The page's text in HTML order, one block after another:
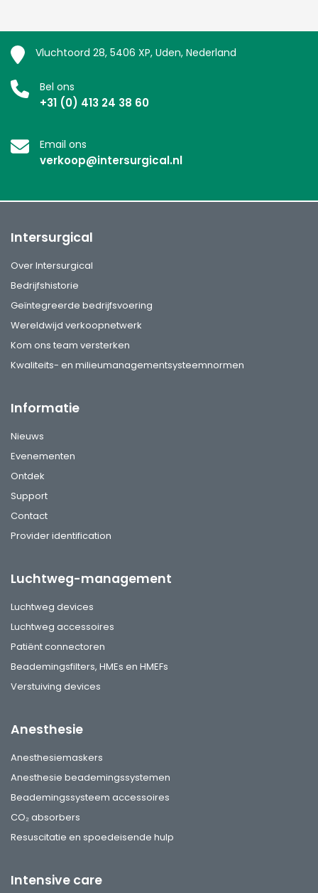
Vluchtoord 28, 5406 XP, Uden, Nederland
Bel ons
+31 (0) 413 24 38 60
Email ons
verkoop@intersurgical.nl
Intersurgical
Over Intersurgical
Bedrijfshistorie
Geïntegreerde bedrijfsvoering
Wereldwijd verkoopnetwerk
Kom ons team versterken
Kwaliteits- en milieumanagementsysteemnormen
Informatie
Nieuws
Evenementen
Ontdek
Support
Contact
Provider identification
Luchtweg-management
Luchtweg devices
Luchtweg accessoires
Patiënt connectoren
Beademingsfilters, HMEs en HMEFs
Verstuiving devices
Anesthesie
Anesthesiemaskers
Anesthesie beademingssystemen
Beademingssysteem accessoires
CO₂ absorbers
Resuscitatie en spoedeisende hulp
Intensive care